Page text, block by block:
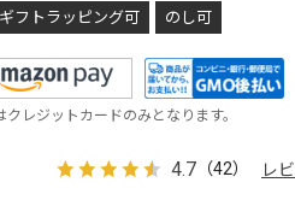
ギフトラッピング可 のし可
レジットカードのみとなります。
4.7 （42） レ